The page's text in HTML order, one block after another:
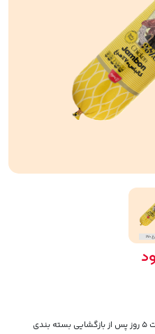
: بیشینه زمان مصرف ظرف مدت 5 روز پس از بازگشایی بسته بندی